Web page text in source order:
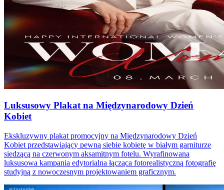
Luksusowy Plakat na Międzynarodowy Dzień
Kobiet
Ekskluzywny plakat promocyjny na Międzynarodowy Dzień
Kobiet przedstawiający pewną siebie kobietę w białym garniturze
siedzącą na czerwonym aksamitnym fotelu. Wyrafinowana
luksusowa kampania edytorialna łącząca fotorealistyczną fotografię
studyjną z nowoczesnym projektowaniem graficznym.